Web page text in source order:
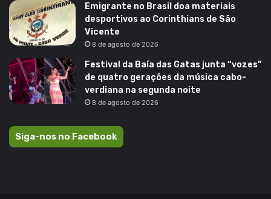
Emigrante no Brasil doa materiais
desportivos ao Corinthians de São
Vicente
8 de agosto de 2026
Festival da Baía das Gatas junta “vozes”
de quatro gerações da música cabo-
verdiana na segunda noite
8 de agosto de 2026
Siga-nos no Facebook